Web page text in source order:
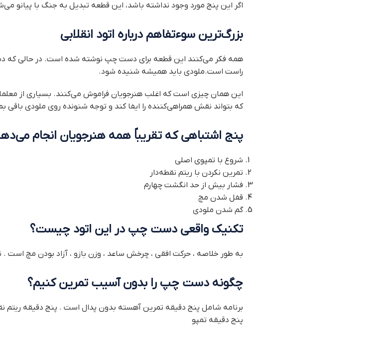
اگر این پنج مورد وجود نداشته باشد، این قطعه تبدیل به جنگ با پیانو
بزرگ‌ترین سوءتفاهم درباره اتود انقلابی
همه فکر می‌کنند این قطعه برای دست چپ نوشته شده است. در حالی
راست است.ملودی باید همیشه شنیده شود.
این همان چیزی است که اغلب هنرجویان فراموش می‌کنند. بسیاری از
که بتواند نقش همراهی‌کننده را ایفا کند و توجه شنونده روی ملودی باقی
پنج اشتباهی که تقریباً همه هنرجویان انجام
شروع با تمپوی اصلی
تمرین نکردن با ریتم نقطه‌دار
فشار بیش از حد انگشت چهارم
قفل شدن مچ
گم شدن ملودی
تکنیک واقعی دست چپ در این اتود چیست؟
به طور خلاصه ، حرکت افقی ، چرخش ساعد ، وزن بازو ، آزاد بودن مچ است .
چگونه دست چپ را بدون آسیب تمرین کنیم؟
برنامه شامل پنج دقیقه تمرین آهسته بدون پدال است . پنج دقیقه ریتم
پنج دقیقه تمپو